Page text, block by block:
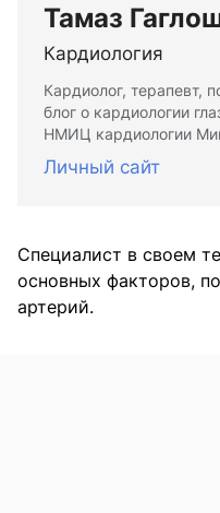
Тамаз
Кардиология
Кардиолог, терапевт,
блог о кардиологии
НМИЦ кардиологии
Личный сайт
Специалист в своем
основных факторов,
артерий.